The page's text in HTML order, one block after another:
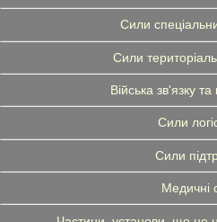
Сили
Сили
Війська зв'язку та
Сили
Сили
Медичні